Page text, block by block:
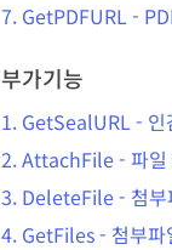
7. GetPDFURL-
부가기능
1. GetSealURL-
2.AttachFile- 파일
3. DeleteFile- 첨
4. GetFiles- 첨부파